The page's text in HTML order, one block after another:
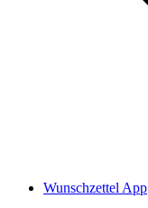
Wunschzettel App